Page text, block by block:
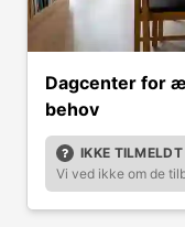
Dagcenter for
behov
IKKE TILMELDT
Vi ved ikke om de